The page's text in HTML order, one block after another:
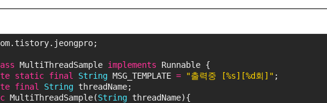
MultiThreadSample implements Runnable {
static final String MSG_TEMPLATE = "출력중 [%s][%d회]" ;
final String threadName;
MultiThreadSample(String threadName){